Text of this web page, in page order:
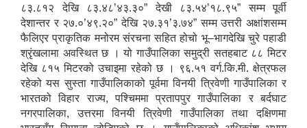
८३.८१२ देखि ८३.४८’४३.३०” देखी ८३.५४’१८.९५” सम्म पूर्वी
देशान्तर र २७.०’४९.२०” देखि २७.३१’३.७४” सम्म उत्तरी अक्षांशसम्म
फैलिएर प्राकृतिक मनोरम संरचना सहित होचो भू–भागदेखि चुरे पहाडी
श्रृंखलामा अवस्थित छ । यो गाउँपालिका समुद्री सतहबाट ८८ मिटर
देखि ८१५ मिटरको उचाइमा रहेको छ । ९६.५१ वर्ग.कि.मी. क्षेत्रफल
रहेको यस सुस्ता गाउँपालिकाको पूर्वमा विनयी त्रिवेणी गाउँपालिका र
भारतको विहार राज्य, पश्चिममा प्रतापपुर गाउँपालिका र बर्दघाट
नगरपालिका, उत्तरमा विनयी त्रिवेणी गाउँपालिका तथा दक्षिणमा